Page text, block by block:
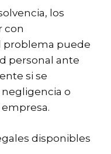
los
con
problema puede
personal ante
si se
o
disponibles